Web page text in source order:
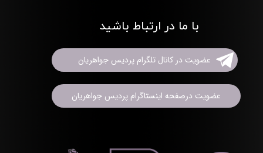
با ما در ارتباط باشید
عضویت در کانال تلگرام پردیس جواهریان
عضویت درصفحه اینستاگرام پردیس جواهریان